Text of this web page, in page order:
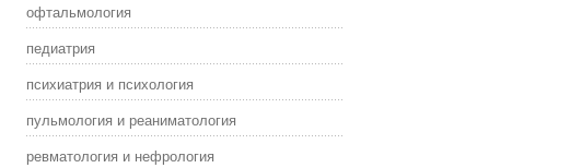
офтальмология
педиатрия
психиатрия и психология
пульмология и реаниматология
ревматология и нефрология